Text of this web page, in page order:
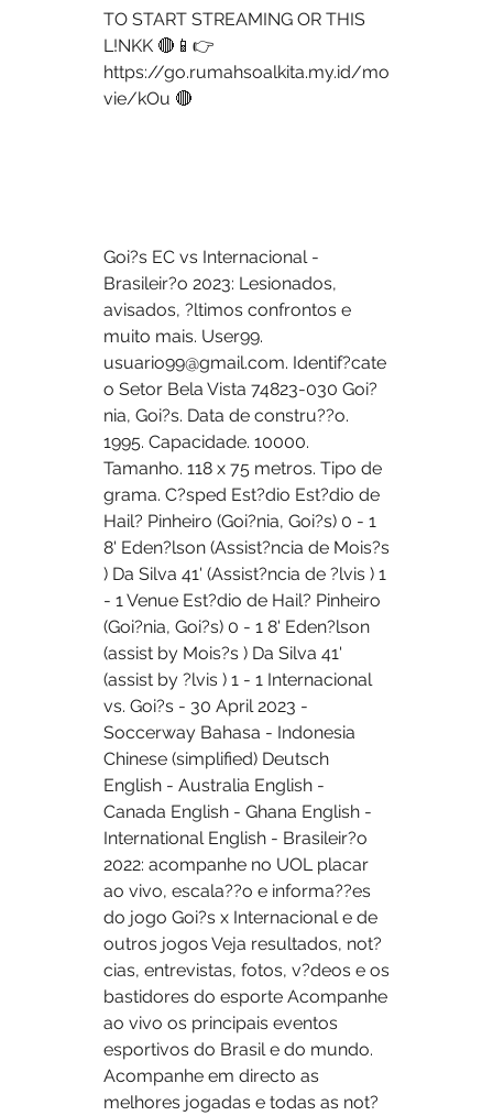
TO START STREAMING OR THIS
L!NKK 🔴📱👉
https://go.rumahsoalkita.my.id/mo
vie/kOu 🔴
Goi?s EC vs Internacional -
Brasileir?o 2023: Lesionados,
avisados, ?ltimos confrontos e
muito mais. User99.
usuario99@gmail.com. Identif?cate
o Setor Bela Vista 74823-030 Goi?
nia, Goi?s. Data de constru??o.
1995. Capacidade. 10000.
Tamanho. 118 x 75 metros. Tipo de
grama. C?sped Est?dio Est?dio de
Hail? Pinheiro (Goi?nia, Goi?s) 0 - 1
8' Eden?lson (Assist?ncia de Mois?s
) Da Silva 41' (Assist?ncia de ?lvis ) 1
- 1 Venue Est?dio de Hail? Pinheiro
(Goi?nia, Goi?s) 0 - 1 8' Eden?lson
(assist by Mois?s ) Da Silva 41'
(assist by ?lvis ) 1 - 1 Internacional
vs. Goi?s - 30 April 2023 -
Soccerway Bahasa - Indonesia
Chinese (simplified) Deutsch
English - Australia English -
Canada English - Ghana English -
International English - Brasileir?o
2022: acompanhe no UOL placar
ao vivo, escala??o e informa??es
do jogo Goi?s x Internacional e de
outros jogos Veja resultados, not?
cias, entrevistas, fotos, v?deos e os
bastidores do esporte Acompanhe
ao vivo os principais eventos
esportivos do Brasil e do mundo.
Acompanhe em directo as
melhores jogadas e todas as not?